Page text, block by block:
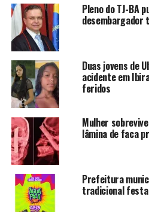
Pleno do TJ-BA
desembargador
Duas jovens de
acidente em
feridos
Mulher
lâmina de faca
Prefeitura
tradicional festa